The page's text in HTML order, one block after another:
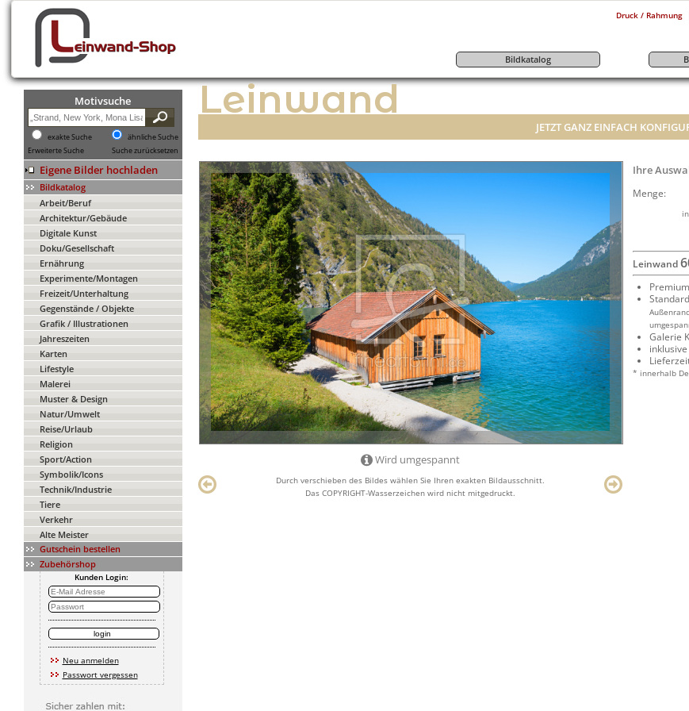
Druck / Rahmung
Bildkatalog
Motivsuche
exakte Suche
ähnliche Suche
Erweiterte Suche
Suche zurücksetzen
Eigene Bilder hochladen
Bildkatalog
Arbeit/Beruf
Architektur/Gebäude
Digitale Kunst
Doku/Gesellschaft
Ernährung
Experimente/Montagen
Freizeit/Unterhaltung
Gegenstände / Objekte
Grafik / Illustrationen
Jahreszeiten
Karten
Lifestyle
Malerei
Muster & Design
Natur/Umwelt
Reise/Urlaub
Religion
Sport/Action
Symbolik/Icons
Technik/Industrie
Tiere
Verkehr
Alte Meister
Gutschein bestellen
Zubehörshop
Kunden Login:
Neu anmelden
Passwort vergessen
Leinwand
JETZT GANZ EINFACH
Wird umgespannt
Durch verschieben des Bildes wählen Sie Ihren exakten Bildausschnitt.
Das COPYRIGHT-Wasserzeichen wird nicht mitgedruckt.
Ihre
Menge:
Leinwand
Galerie
* innerhalb